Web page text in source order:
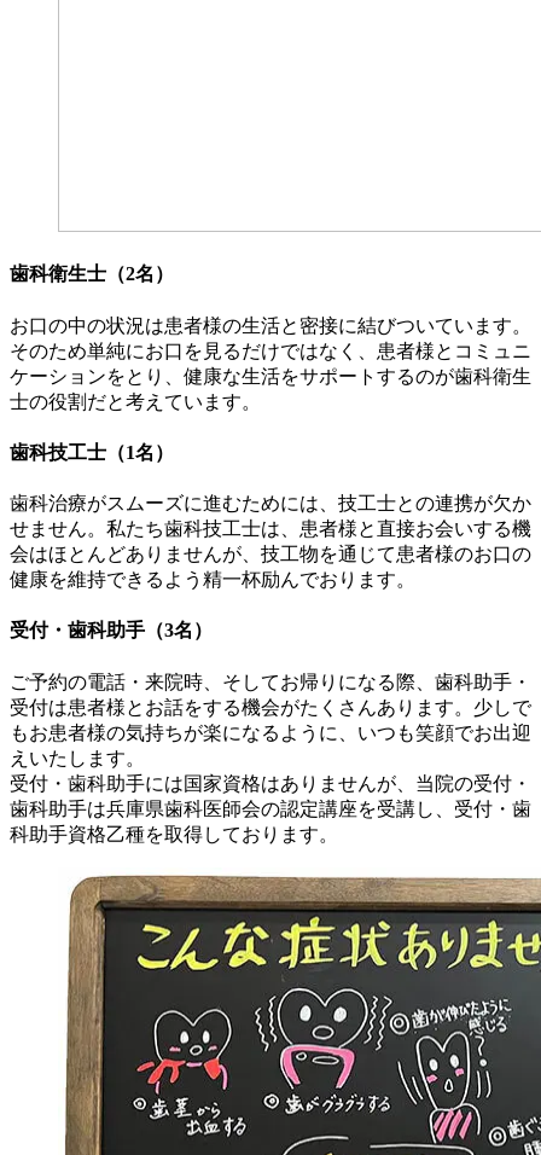
歯科衛生士（2名）
お口の中の状況は患者様の生活と密接に結びついています。
そのため単純にお口を見るだけではなく、患者様とコミュニ
ケーションをとり、健康な生活をサポートするのが歯科衛生
士の役割だと考えています。
歯科技工士（1名）
歯科治療がスムーズに進むためには、技工士との連携が欠か
せません。私たち歯科技工士は、患者様と直接お会いする機
会はほとんどありませんが、技工物を通じて患者様のお口の
健康を維持できるよう精一杯励んでおります。
受付・歯科助手（3名）
ご予約の電話・来院時、そしてお帰りになる際、歯科助手・
受付は患者様とお話をする機会がたくさんあります。少しで
もお患者様の気持ちが楽になるように、いつも笑顔でお出迎
えいたします。
受付・歯科助手には国家資格はありませんが、当院の受付・
歯科助手は兵庫県歯科医師会の認定講座を受講し、受付・歯
科助手資格乙種を取得しております。